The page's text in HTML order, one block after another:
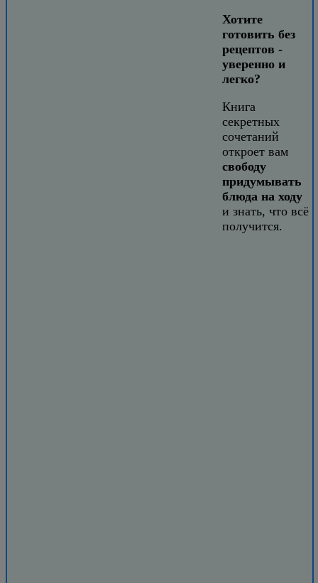
Хотите
готовить без
рецептов -
уверенно и
легко?
Книга
секретных
сочетаний
откроет вам
свободу
придумывать
блюда на ходу
и знать, что всё
получится.